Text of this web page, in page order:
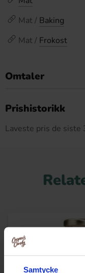
Samtycke
Mat / Baking
Mat / Frokost
Omtaler
Prishistorikk
Laveste pris de